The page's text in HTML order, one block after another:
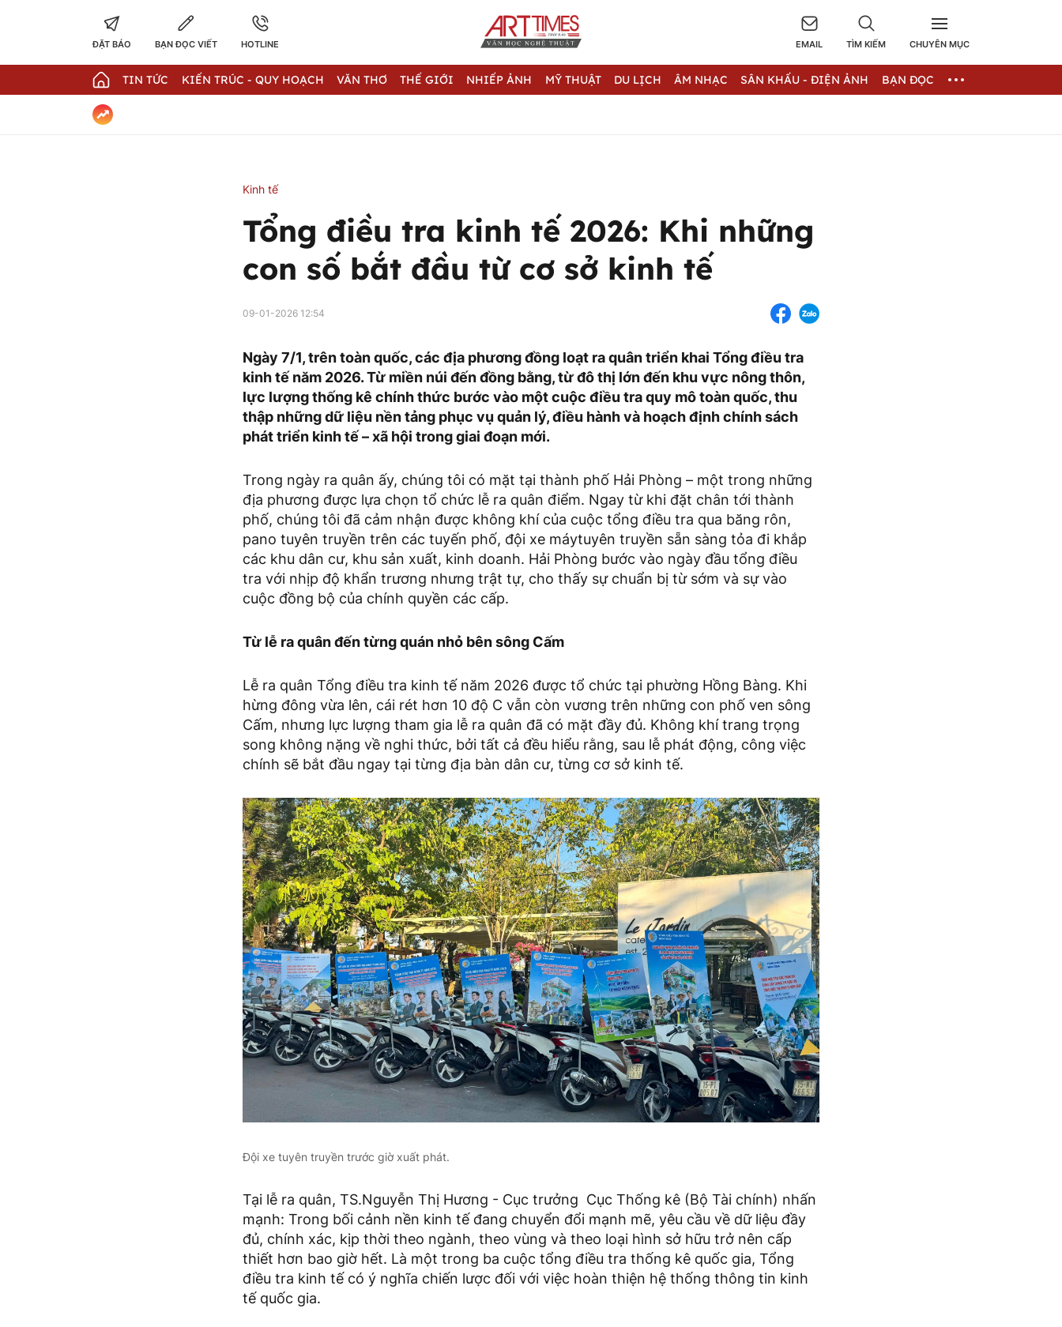
ĐẶT BÁO BẠN ĐỌC VIẾT HOTLINE EMAIL TÌM KIẾM CHUYÊN MỤC
TIN TỨC KIẾN TRÚC - QUY HOẠCH VĂN THƠ THẾ GIỚI NHIẾP ẢNH MỸ THUẬT DU LỊCH ÂM NHẠC SÂN KHẤU - ĐIỆN ẢNH BẠN ĐỌC
Kinh tế
Tổng điều tra kinh tế 2026: Khi những
con số bắt đầu từ cơ sở kinh tế
09-01-2026 12:54
Ngày 7/1, trên toàn quốc, các địa phương đồng loạt ra quân triển khai Tổng điều tra
kinh tế năm 2026. Từ miền núi đến đồng bằng, từ đô thị lớn đến khu vực nông thôn,
lực lượng thống kê chính thức bước vào một cuộc điều tra quy mô toàn quốc, thu
thập những dữ liệu nền tảng phục vụ quản lý, điều hành và hoạch định chính sách
phát triển kinh tế – xã hội trong giai đoạn mới.
Trong ngày ra quân ấy, chúng tôi có mặt tại thành phố Hải Phòng – một trong những
địa phương được lựa chọn tổ chức lễ ra quân điểm. Ngay từ khi đặt chân tới thành
phố, chúng tôi đã cảm nhận được không khí của cuộc tổng điều tra qua băng rôn,
pano tuyên truyền trên các tuyến phố, đội xe máytuyên truyền sẵn sàng tỏa đi khắp
các khu dân cư, khu sản xuất, kinh doanh. Hải Phòng bước vào ngày đầu tổng điều
tra với nhịp độ khẩn trương nhưng trật tự, cho thấy sự chuẩn bị từ sớm và sự vào
cuộc đồng bộ của chính quyền các cấp.
Từ lễ ra quân đến từng quán nhỏ bên sông Cấm
Lễ ra quân Tổng điều tra kinh tế năm 2026 được tổ chức tại phường Hồng Bàng. Khi
hừng đông vừa lên, cái rét hơn 10 độ C vẫn còn vương trên những con phố ven sông
Cấm, nhưng lực lượng tham gia lễ ra quân đã có mặt đầy đủ. Không khí trang trọng
song không nặng về nghi thức, bởi tất cả đều hiểu rằng, sau lễ phát động, công việc
chính sẽ bắt đầu ngay tại từng địa bàn dân cư, từng cơ sở kinh tế.
Đội xe tuyên truyền trước giờ xuất phát.
Tại lễ ra quân, TS.Nguyễn Thị Hương - Cục trưởng Cục Thống kê (Bộ Tài chính) nhấn
mạnh: Trong bối cảnh nền kinh tế đang chuyển đổi mạnh mẽ, yêu cầu về dữ liệu đầy
đủ, chính xác, kịp thời theo ngành, theo vùng và theo loại hình sở hữu trở nên cấp
thiết hơn bao giờ hết. Là một trong ba cuộc tổng điều tra thống kê quốc gia, Tổng
điều tra kinh tế có ý nghĩa chiến lược đối với việc hoàn thiện hệ thống thông tin kinh
tế quốc gia.